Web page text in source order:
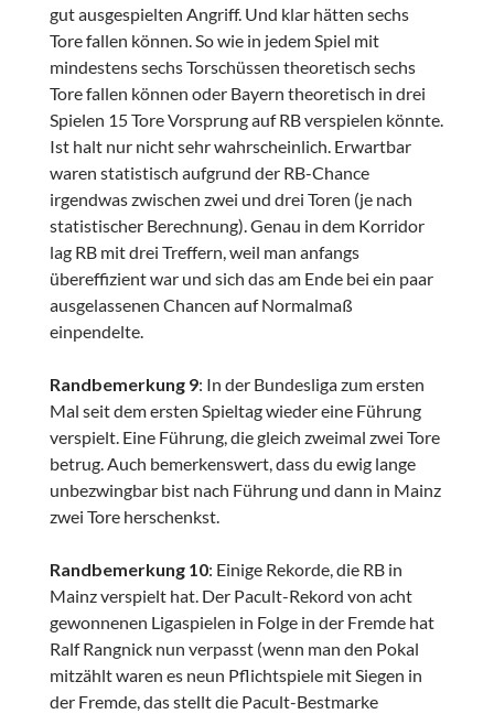
gut ausgespielten Angriff. Und klar hätten sechs
Tore fallen können. So wie in jedem Spiel mit
mindestens sechs Torschüssen theoretisch sechs
Tore fallen können oder Bayern theoretisch in drei
Spielen 15 Tore Vorsprung auf RB verspielen könnte.
Ist halt nur nicht sehr wahrscheinlich. Erwartbar
waren statistisch aufgrund der RB-Chance
irgendwas zwischen zwei und drei Toren (je nach
statistischer Berechnung). Genau in dem Korridor
lag RB mit drei Treffern, weil man anfangs
übereffizient war und sich das am Ende bei ein paar
ausgelassenen Chancen auf Normalmaß
einpendelte.
Randbemerkung 9: In der Bundesliga zum ersten
Mal seit dem ersten Spieltag wieder eine Führung
verspielt. Eine Führung, die gleich zweimal zwei Tore
betrug. Auch bemerkenswert, dass du ewig lange
unbezwingbar bist nach Führung und dann in Mainz
zwei Tore herschenkst.
Randbemerkung 10: Einige Rekorde, die RB in
Mainz verspielt hat. Der Pacult-Rekord von acht
gewonnenen Ligaspielen in Folge in der Fremde hat
Ralf Rangnick nun verpasst (wenn man den Pokal
mitzählt waren es neun Pflichtspiele mit Siegen in
der Fremde, das stellt die Pacult-Bestmarke